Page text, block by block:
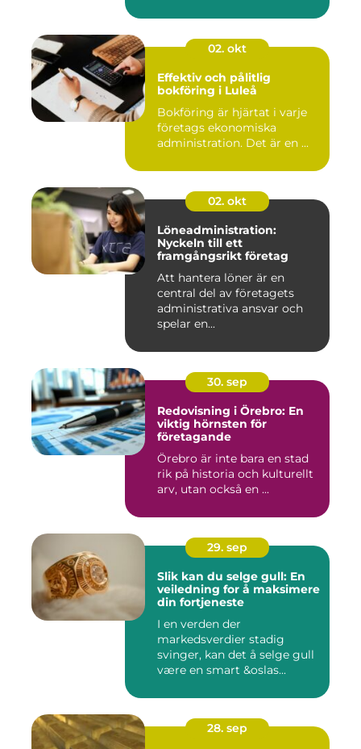
02. okt
Effektiv och pålitlig
bokföring i Luleå
Bokföring är hjärtat i varje
företags ekonomiska
administration. Det är en ...
02. okt
Löneadministration:
Nyckeln till ett
framgångsrikt företag
Att hantera löner är en
central del av företagets
administrativa ansvar och
spelar en...
30. sep
Redovisning i Örebro: En
viktig hörnsten för
företagande
Örebro är inte bara en stad
rik på historia och kulturellt
arv, utan också en ...
29. sep
Slik kan du selge gull: En
veiledning for å maksimere
din fortjeneste
I en verden der
markedsverdier stadig
svinger, kan det å selge gull
være en smart &oslas...
28. sep